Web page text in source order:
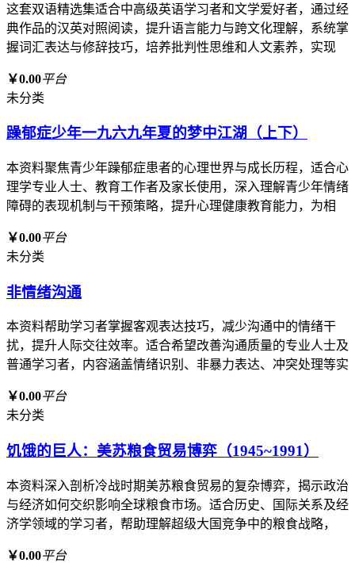
这套双语精选集适合中高级英语学习者和文学爱好者，通过经
典作品的汉英对照阅读，提升语言能力与跨文化理解，系统掌
握词汇表达与修辞技巧，培养批判性思维和人文素养，实现
￥0.00平台
未分类
躁郁症少年一九六九年夏的梦中江湖（上下）
本资料聚焦青少年躁郁症患者的心理世界与成长历程，适合心
理学专业人士、教育工作者及家长使用，深入理解青少年情绪
障碍的表现机制与干预策略，提升心理健康教育能力，为相
￥0.00平台
未分类
非情绪沟通
本资料帮助学习者掌握客观表达技巧，减少沟通中的情绪干
扰，提升人际交往效率。适合希望改善沟通质量的专业人士及
普通学习者，内容涵盖情绪识别、非暴力表达、冲突处理等实
￥0.00平台
未分类
饥饿的巨人：美苏粮食贸易博弈（1945~1991）
本资料深入剖析冷战时期美苏粮食贸易的复杂博弈，揭示政治
与经济如何交织影响全球粮食市场。适合历史、国际关系及经
济学领域的学习者，帮助理解超级大国竞争中的粮食战略，
￥0.00平台